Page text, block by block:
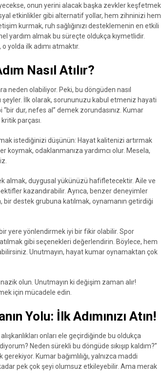
onun yerini alacak başka zevkler keşfetmek
etkinlikler gibi alternatif yollar, hem zihninizi hem
kurmak, ruh sağlığınızı desteklemenin en etkili
yardım almak bu süreçte oldukça kıymetlidir.
ilk adımı atmaktır.
Nasıl Atılır?
neden olabiliyor. Peki, bu döngüden nasıl
şeyler. İlk olarak, sorununuzu kabul etmeniz hayati
dur, nefes al” demek zorundasınız. Kumar
parçası.
istediğinizi düşünün: Hayat kalitenizi artırmak
odaklanmanıza yardımcı olur. Mesela,
almak, duygusal yükünüzü hafifletecektir. Aile ve
kazandırabilir. Ayrıca, benzer deneyimler
bir destek grubuna katılmak, oynamanın getirdiği
yere yönlendirmek iyi bir fikir olabilir. Spor
gibi seçenekleri değerlendirin. Böylece, hem
Unutmayın, hayat kumar oynamaktan çok
olun. Unutmayın ki değişim zaman alır!
için mücadele edin.
Yolu: İlk Adımınızı Atın!
onları ele geçirdiğinde bu oldukça
Neden sürekli bu döngüde sıkışıp kaldım?”
Kumar bağımlılığı, yalnızca maddi
pek çok şeyi olumsuz etkileyebilir. Ama merak